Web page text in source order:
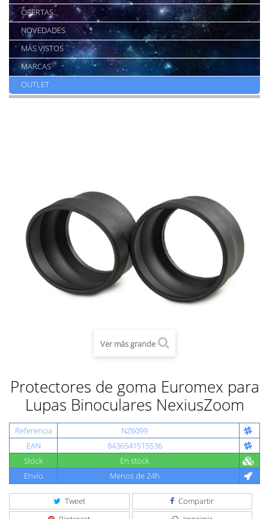
OFERTAS
NOVEDADES
MÁS VISTOS
MARCAS
OUTLET
Ver más grande
Protectores de goma Euromex para
Lupas Binoculares NexiusZoom
Referencia
NZ6099
EAN
8436541515536
Stock
En stock
Envío
Menos de 24h
Tweet
Compartir